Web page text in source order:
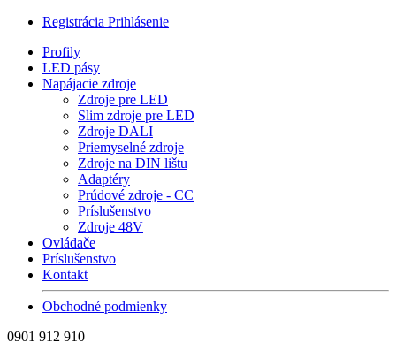
Registrácia Prihlásenie
Profily
LED pásy
Napájacie zdroje
Zdroje pre LED
Slim zdroje pre LED
Zdroje DALI
Priemyselné zdroje
Zdroje na DIN lištu
Adaptéry
Prúdové zdroje - CC
Príslušenstvo
Zdroje 48V
Ovládače
Príslušenstvo
Kontakt
Obchodné podmienky
0901 912 910